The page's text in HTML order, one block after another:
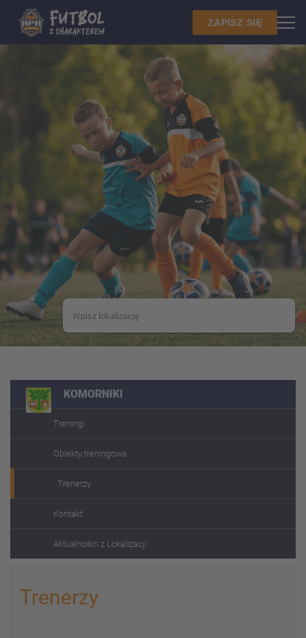
ZAPISZ SIĘ
KOMORNIKI
Treningi
Obiekty treningowe
Trenerzy
Kontakt
Aktualności z Lokalizacji
Trenerzy